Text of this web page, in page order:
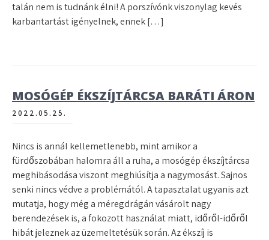
talán nem is tudnánk élni! A porszívónk viszonylag kevés
karbantartást igényelnek, ennek […]
MOSÓGÉP ÉKSZÍJTÁRCSA BARÁTI ÁRON
2022.05.25.
Nincs is annál kellemetlenebb, mint amikor a
fürdőszobában halomra áll a ruha, a mosógép ékszíjtárcsa
meghibásodása viszont meghiúsítja a nagymosást. Sajnos
senki nincs védve a problémától. A tapasztalat ugyanis azt
mutatja, hogy még a méregdrágán vásárolt nagy
berendezések is, a fokozott használat miatt, időről-időről
hibát jeleznek az üzemeltetésük során. Az ékszíj is